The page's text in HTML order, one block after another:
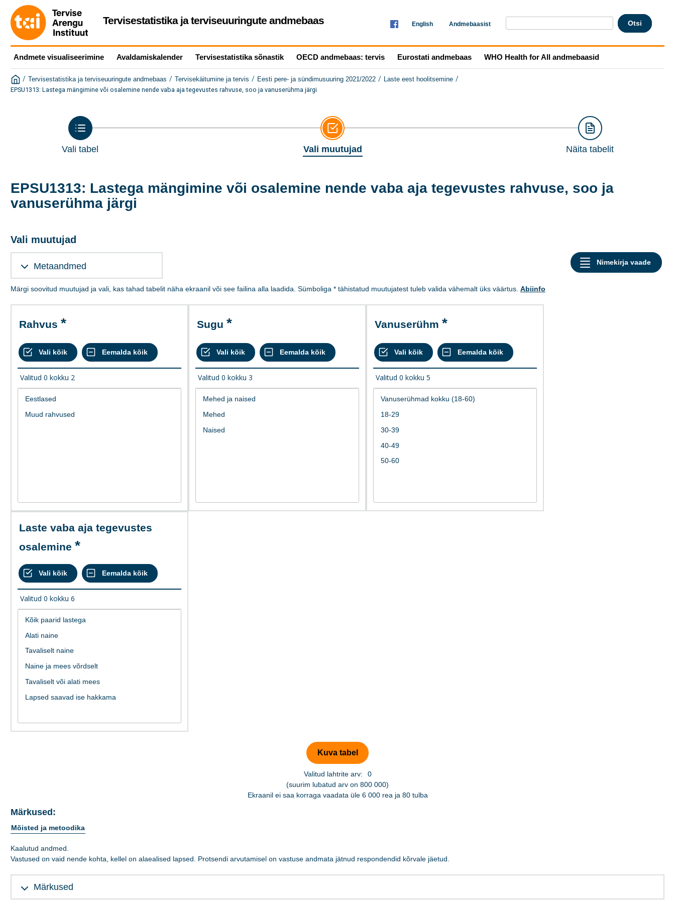
Tervisestatistika ja terviseuuringute andmebaas English Andmebaasist
Andmete visualiseerimine Avaldamiskalender Tervisestatistika sõnastik OECD andmebaas: tervis Eurostati andmebaas WHO Health for All andmebaasid
/ Tervisestatistika ja terviseuuringute andmebaas / Tervisekäitumine ja tervis / Eesti pere- ja sündimusuuring 2021/2022 / Laste eest hoolitsemine /
EPSU1313: Lastega mängimine või osalemine nende vaba aja tegevustes rahvuse, soo ja vanuserühma järgi
Vali tabel Vali muutujad Näita tabelit
EPSU1313: Lastega mängimine või osalemine nende vaba aja tegevustes rahvuse, soo ja
vanuserühma järgi
Vali muutujad
Metaandmed
Märgi soovitud muutujad ja vali, kas tahad tabelit näha ekraanil või see failina alla laadida. Sümboliga * tähistatud muutujatest tuleb valida vähemalt üks väärtus. Abiinfo
Rahvus
Valitud 0 kokku 2
Sugu
Valitud 0 kokku 3
Vanuserühm
Valitud 0 kokku 5
Laste vaba aja tegevustes
osalemine
Valitud 0 kokku 6
Valitud lahtrite arv:
0
(suurim lubatud arv on 800 000)
Ekraanil ei saa korraga vaadata üle 6 000 rea ja 80 tulba
Märkused:
Mõisted ja metoodika
Kaalutud andmed.
Vastused on vaid nende kohta, kellel on alaealised lapsed. Protsendi arvutamisel on vastuse andmata jätnud respondendid kõrvale jäetud.
Märkused